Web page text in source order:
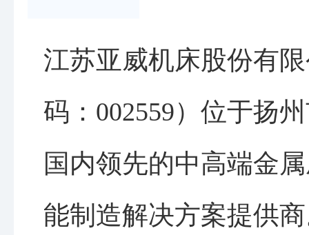
江苏亚威机床股份有
码：002559）位于扬
国内领先的中高端金
能制造解决方案提供